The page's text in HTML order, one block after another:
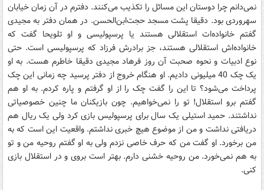
نمی‌دانم چرا دوستان این مسائل را تکذیب می‌کنند. دفترم در آن زمان خیابان
سهروردی بود. دقیقا پشت مسجد حجت‌ابن‌الحسن. در همان دفتر به مجیدی
گفتم خانواده‌ات استقلالی هستند یا پرسپولیسی و او تلویحا گفت که
خانواده‌اش استقلالی هستند، جز برادرش فرزاد که پرسپولیسی است. حتی
نوع ادبیات و نحوه صحبت آن روز فرهاد مجیدی دقیقا خاطرم هست. به او
یک چک 40 میلیونی دادیم. او هنگام خروج از دفتر پرسید چه زمانی این چک
پرداخت می‌شود؟ تا این را گفت چک را از او گرفتم و پاره کردم. به او هم
گفتم برو استقلال! تو را نمی‌خواهیم. چون بازیکنان ما چنین خصوصیاتی
نداشتند. حمید استیلی یک سال برای پرسپولیس بازی کرد ولی یک ریال هم
دریافتی نداشت و من از موضوع هیچ خبری نداشتم. واقعیت این است که به
من برخورد. او گفت من که حرف خاصی نزدم ولی به او گفتم روحیه من و تو
به هم نمی‌خورد. من روحیه خشنی دارم. بهتر است بروی و در استقلال بازی
کنی.